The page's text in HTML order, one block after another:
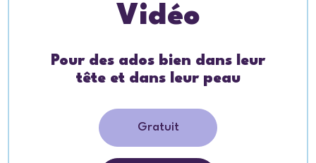
Vidéo
Pour des ados bien dans leur
tête et dans leur peau
Gratuit